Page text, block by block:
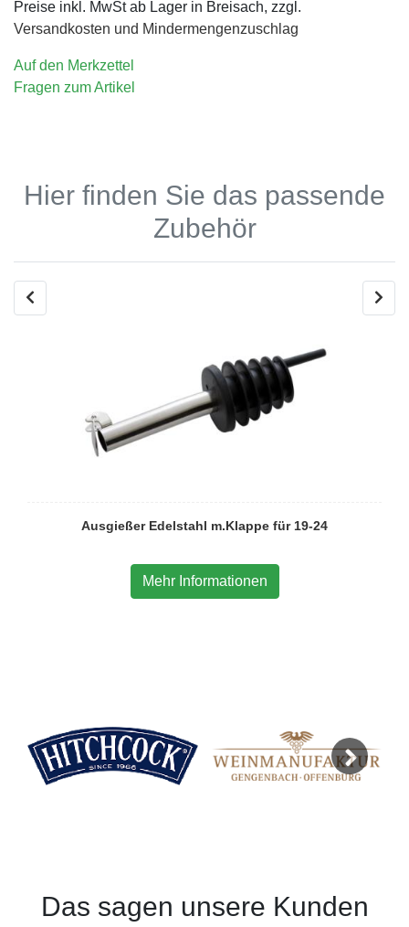
Preise inkl. MwSt ab Lager in Breisach, zzgl.
Versandkosten und Mindermengenzuschlag
Auf den Merkzettel
Fragen zum Artikel
Hier finden Sie das passende
Zubehör
Ausgießer Edelstahl m.Klappe für 19-24
Mehr Informationen
Das sagen unsere Kunden